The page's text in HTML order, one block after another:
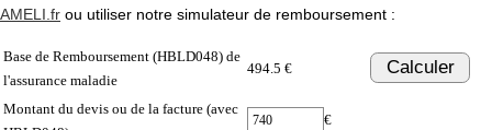
AMELI.fr ou utiliser notre simulateur de remboursement :
Base de Remboursement (HBLD048) de
l'assurance maladie
494.5 € Calculer
Montant du devis ou de la facture (avec
€